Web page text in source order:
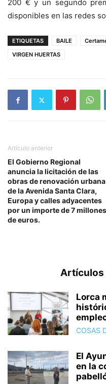
200 € y un segundo
disponibles en las redes
ETIQUETAS BAILE
VIRGEN HUERTAS
Artículo anterior
El Gobierno Regional
anuncia la licitación de las
obras de renovación urbana
de la Avenida Santa Clara,
Europa y calles adyacentes
por un importe de 7 millones
de euros.
Artículos
Lorca
COSAS
El
en la